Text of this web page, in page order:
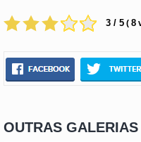
3 / 5 ( 8
OUTRAS